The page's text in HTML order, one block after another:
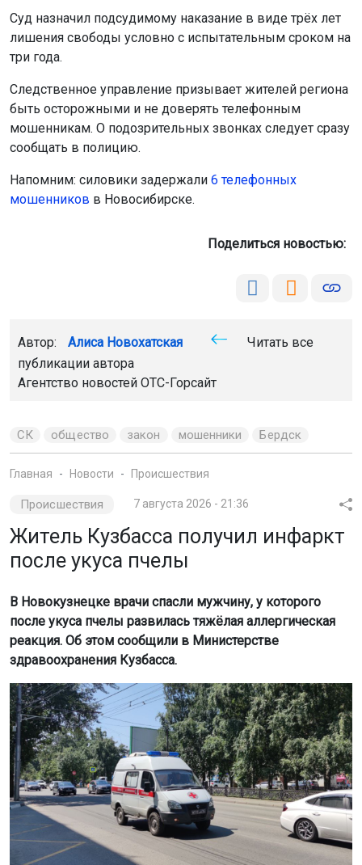
Суд назначил подсудимому наказание в виде трёх лет
лишения свободы условно с испытательным сроком на
три года.
Следственное управление призывает жителей региона
быть осторожными и не доверять телефонным
мошенникам. О подозрительных звонках следует сразу
сообщать в полицию.
Напомним: силовики задержали 6 телефонных
мошенников в Новосибирске.
Поделиться новостью:
Автор: Алиса Новохатская
Читать все
публикации автора
Агентство новостей ОТС-Горсайт
СК общество закон мошенники Бердск
Главная Новости Происшествия
Происшествия 7 августа 2026 - 21:36
Житель Кузбасса получил инфаркт
после укуса пчелы
В Новокузнецке врачи спасли мужчину, у которого
после укуса пчелы развилась тяжёлая аллергическая
реакция. Об этом сообщили в Министерстве
здравоохранения Кузбасса.